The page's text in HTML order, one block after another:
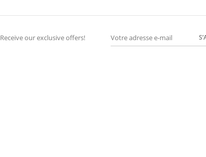
Receive our exclusive offers!